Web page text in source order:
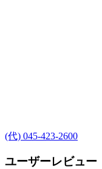
(代) 045-423-2600
ユーザーレビュー